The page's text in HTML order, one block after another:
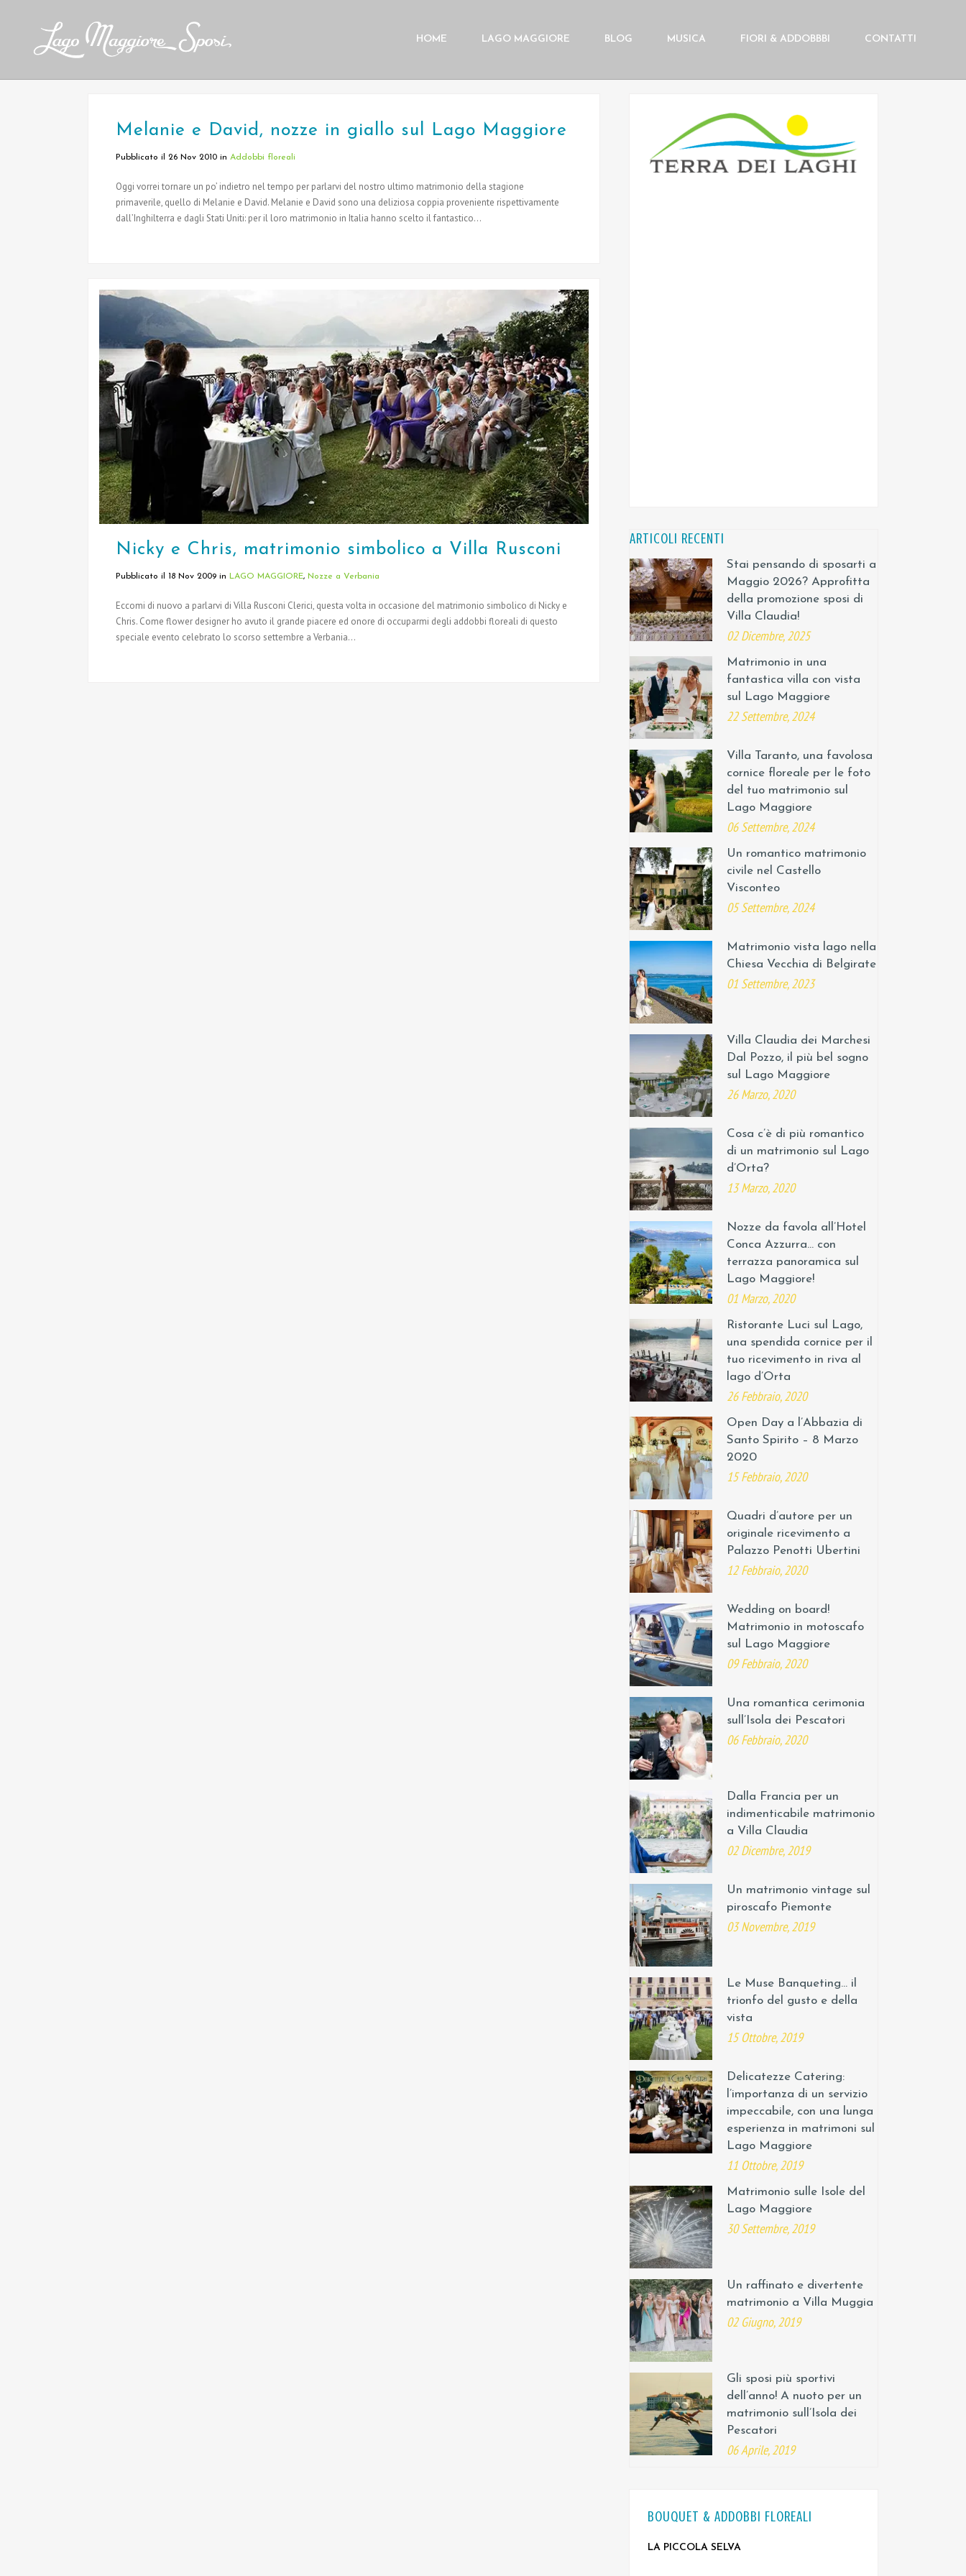
HOME LAGO MAGGIORE BLOG MUSICA FIORI & ADDOBBBI CONTATTI
Melanie e David, nozze in giallo sul Lago Maggiore
Pubblicato il 26 Nov 2010 in Addobbi floreali
Oggi vorrei tornare un po’ indietro nel tempo per parlarvi del nostro ultimo matrimonio della stagione
primaverile, quello di Melanie e David. Melanie e David sono una deliziosa coppia proveniente rispettivamente
dall’Inghilterra e dagli Stati Uniti: per il loro matrimonio in Italia hanno scelto il fantastico...
Nicky e Chris, matrimonio simbolico a Villa Rusconi
Pubblicato il 18 Nov 2009 in LAGO MAGGIORE, Nozze a Verbania
Eccomi di nuovo a parlarvi di Villa Rusconi Clerici, questa volta in occasione del matrimonio simbolico di Nicky e
Chris. Come flower designer ho avuto il grande piacere ed onore di occuparmi degli addobbi floreali di questo
speciale evento celebrato lo scorso settembre a Verbania...
ARTICOLI RECENTI
Stai pensando di sposarti a
Maggio 2026? Approfitta
della promozione sposi di
Villa Claudia!
02 Dicembre, 2025
Matrimonio in una
fantastica villa con vista
sul Lago Maggiore
22 Settembre, 2024
Villa Taranto, una favolosa
cornice floreale per le foto
del tuo matrimonio sul
Lago Maggiore
06 Settembre, 2024
Un romantico matrimonio
civile nel Castello
Visconteo
05 Settembre, 2024
Matrimonio vista lago nella
Chiesa Vecchia di Belgirate
01 Settembre, 2023
Villa Claudia dei Marchesi
Dal Pozzo, il più bel sogno
sul Lago Maggiore
26 Marzo, 2020
Cosa c’è di più romantico
di un matrimonio sul Lago
d’Orta?
13 Marzo, 2020
Nozze da favola all’Hotel
Conca Azzurra… con
terrazza panoramica sul
Lago Maggiore!
01 Marzo, 2020
Ristorante Luci sul Lago,
una spendida cornice per il
tuo ricevimento in riva al
lago d’Orta
26 Febbraio, 2020
Open Day a l’Abbazia di
Santo Spirito – 8 Marzo
2020
15 Febbraio, 2020
Quadri d’autore per un
originale ricevimento a
Palazzo Penotti Ubertini
12 Febbraio, 2020
Wedding on board!
Matrimonio in motoscafo
sul Lago Maggiore
09 Febbraio, 2020
Una romantica cerimonia
sull’Isola dei Pescatori
06 Febbraio, 2020
Dalla Francia per un
indimenticabile matrimonio
a Villa Claudia
02 Dicembre, 2019
Un matrimonio vintage sul
piroscafo Piemonte
03 Novembre, 2019
Le Muse Banqueting… il
trionfo del gusto e della
vista
15 Ottobre, 2019
Delicatezze Catering:
l’importanza di un servizio
impeccabile, con una lunga
esperienza in matrimoni sul
Lago Maggiore
11 Ottobre, 2019
Matrimonio sulle Isole del
Lago Maggiore
30 Settembre, 2019
Un raffinato e divertente
matrimonio a Villa Muggia
02 Giugno, 2019
Gli sposi più sportivi
dell’anno! A nuoto per un
matrimonio sull’Isola dei
Pescatori
06 Aprile, 2019
BOUQUET & ADDOBBI FLOREALI
LA PICCOLA SELVA